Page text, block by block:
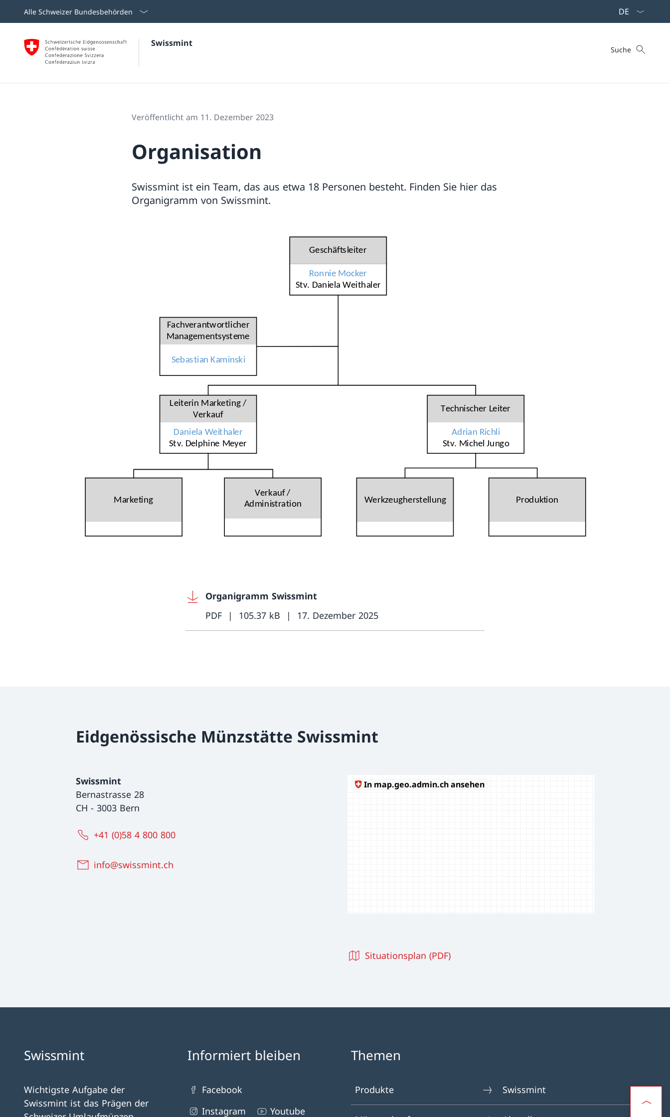
Alle Schweizer Bundesbehörden
Swissmint Suche
Suche
Veröffentlicht am 11. Dezember 2023
Organisation
Swissmint ist ein Team, das aus etwa 18 Personen besteht. Finden Sie hier das
Organigramm von Swissmint.
Organigramm Swissmint
PDF
105.37 kB 17. Dezember 2025
Eidgenössische Münzstätte Swissmint
Swissmint
Bernastrasse 28
CH - 3003 Bern
+41 (0)58 4 800 800
info@swissmint.ch
Situationsplan (PDF)
Swissmint
Wichtigste Aufgabe der
Swissmint ist das Prägen der
Informiert bleiben
Facebook
Instagram
Youtube
Themen
Produkte Swissmint